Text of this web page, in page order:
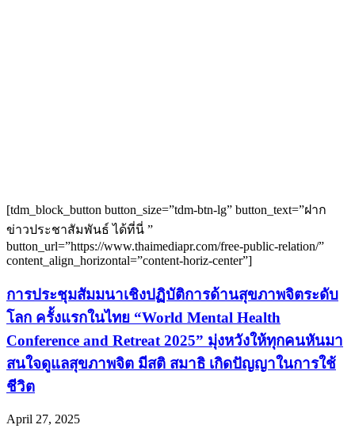
[tdm_block_button button_size=”tdm-btn-lg” button_text=”ฝาก
ข่าวประชาสัมพันธ์ ได้ที่นี่ ”
button_url=”https://www.thaimediapr.com/free-public-relation/”
content_align_horizontal=”content-horiz-center”]
การประชุมสัมมนาเชิงปฏิบัติการด้านสุขภาพจิตระดับ
โลก ครั้งแรกในไทย “World Mental Health
Conference and Retreat 2025” มุ่งหวังให้ทุกคนหันมา
สนใจดูแลสุขภาพจิต มีสติ สมาธิ เกิดปัญญาในการใช้
ชีวิต
April 27, 2025